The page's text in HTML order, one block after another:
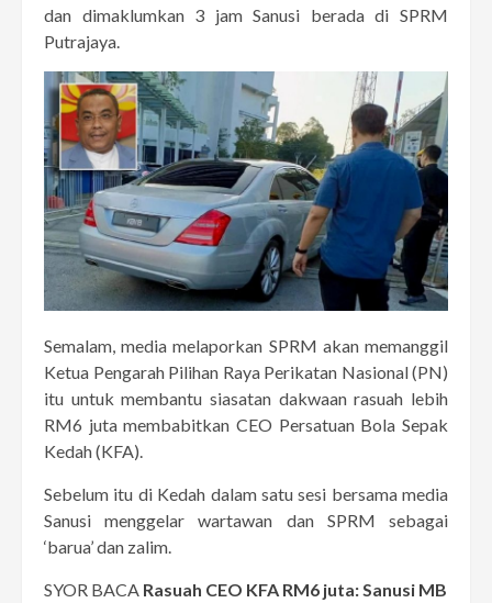
dan dimaklumkan 3 jam Sanusi berada di SPRM
Putrajaya.
Semalam, media melaporkan SPRM akan memanggil
Ketua Pengarah Pilihan Raya Perikatan Nasional (PN)
itu untuk membantu siasatan dakwaan rasuah lebih
RM6 juta membabitkan CEO Persatuan Bola Sepak
Kedah (KFA).
Sebelum itu di Kedah dalam satu sesi bersama media
Sanusi menggelar wartawan dan SPRM sebagai
‘barua’ dan zalim.
SYOR BACA Rasuah CEO KFA RM6 juta: Sanusi MB